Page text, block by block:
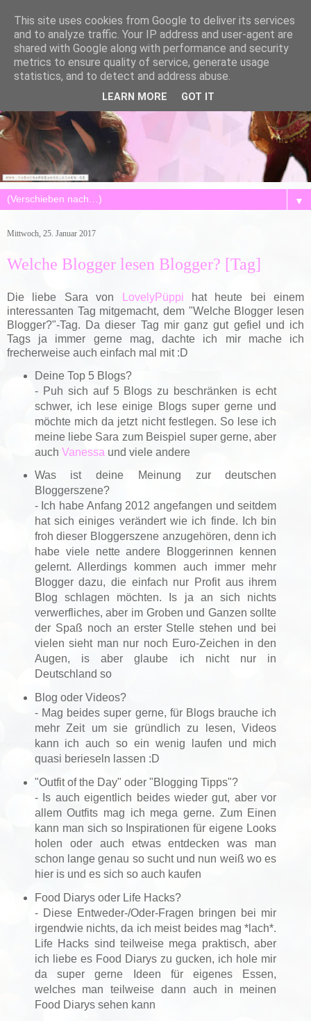
▼
Mittwoch, 25. Januar 2017
Welche Blogger lesen Blogger? [Tag]
Die liebe Sara von LovelyPüppi hat heute bei einem
interessanten Tag mitgemacht, dem "Welche Blogger lesen
Blogger?"-Tag. Da dieser Tag mir ganz gut gefiel und ich
Tags ja immer gerne mag, dachte ich mir mache ich
frecherweise auch einfach mal mit :D
Deine Top 5 Blogs?
- Puh sich auf 5 Blogs zu beschränken is echt
schwer, ich lese einige Blogs super gerne und
möchte mich da jetzt nicht festlegen. So lese ich
meine liebe Sara zum Beispiel super gerne, aber
auch Vanessa und viele andere
Was ist deine Meinung zur deutschen
Bloggerszene?
- Ich habe Anfang 2012 angefangen und seitdem
hat sich einiges verändert wie ich finde. Ich bin
froh dieser Bloggerszene anzugehören, denn ich
habe viele nette andere Bloggerinnen kennen
gelernt. Allerdings kommen auch immer mehr
Blogger dazu, die einfach nur Profit aus ihrem
Blog schlagen möchten. Is ja an sich nichts
verwerfliches, aber im Groben und Ganzen sollte
der Spaß noch an erster Stelle stehen und bei
vielen sieht man nur noch Euro-Zeichen in den
Augen, is aber glaube ich nicht nur in
Deutschland so
Blog oder Videos?
- Mag beides super gerne, für Blogs brauche ich
mehr Zeit um sie gründlich zu lesen, Videos
kann ich auch so ein wenig laufen und mich
quasi berieseln lassen :D
"Outfit of the Day" oder "Blogging Tipps"?
- Is auch eigentlich beides wieder gut, aber vor
allem Outfits mag ich mega gerne. Zum Einen
kann man sich so Inspirationen für eigene Looks
holen oder auch etwas entdecken was man
schon lange genau so sucht und nun weiß wo es
hier is und es sich so auch kaufen
Food Diarys oder Life Hacks?
- Diese Entweder-/Oder-Fragen bringen bei mir
irgendwie nichts, da ich meist beides mag *lach*.
Life Hacks sind teilweise mega praktisch, aber
ich liebe es Food Diarys zu gucken, ich hole mir
da super gerne Ideen für eigenes Essen,
welches man teilweise dann auch in meinen
Food Diarys sehen kann
This site uses cookies from Google to deliver its services
and to analyze traffic. Your IP address and user-agent are
shared with Google along with performance and security
metrics to ensure quality of service, generate usage
statistics, and to detect and address abuse.
LEARN MORE GOT IT